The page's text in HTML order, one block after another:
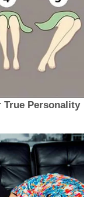
True Personality